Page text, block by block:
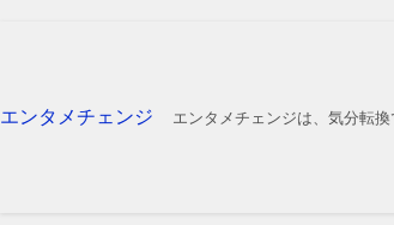
エンタメチェンジ エンタメチェンジは、気分転